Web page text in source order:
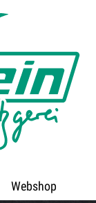
Webshop